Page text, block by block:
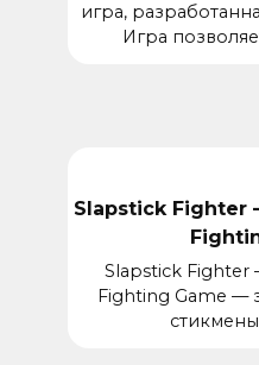
игра,
Игра
Slapstick Fighter
Slapstick Fighter
Fighting Game —